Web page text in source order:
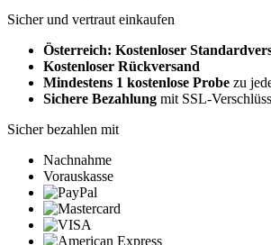
Sicher und vertraut einkaufen
Österreich: Kostenloser
Kostenloser Rückversand
Mindestens 1 kostenlose Probe zu
Sichere Bezahlung mit SSL-
Sicher bezahlen mit
Nachnahme
Vorauskasse